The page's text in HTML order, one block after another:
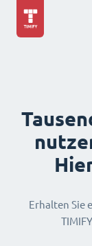
Erhalten Sie